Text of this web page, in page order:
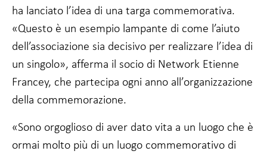
ha lanciato l’idea di una targa commemorativa.
«Questo è un esempio lampante di come l’aiuto
dell’associazione sia decisivo per realizzare l’idea di
un singolo», afferma il socio di Network Etienne
Francey, che partecipa ogni anno all’organizzazione
della commemorazione.
«Sono orgoglioso di aver dato vita a un luogo che è
ormai molto più di un luogo commemorativo di